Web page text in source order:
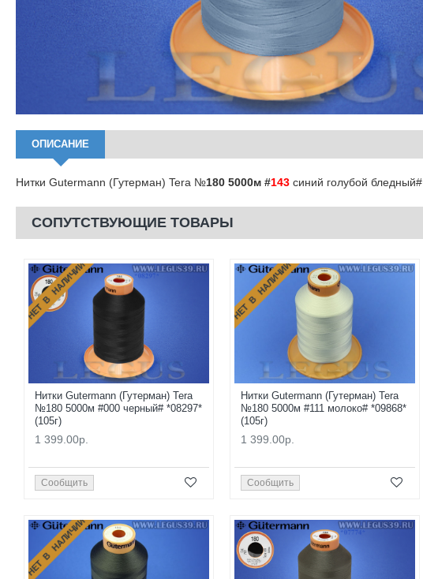
ОПИСАНИЕ
Нитки Gutermann (Гутерман) Tera №180 5000м #143 синий голубой бледный#
СОПУТСТВУЮЩИЕ ТОВАРЫ
НЕТ В НАЛИЧИИ
Нитки Gutermann (Гутерман) Tera
№180 5000м #000 черный# *08297*
(105г)
1 399.00р.
Сообщить
НЕТ В НАЛИЧИИ
Нитки Gutermann (Гутерман) Tera
№180 5000м #111 молоко# *09868*
(105г)
1 399.00р.
Сообщить
НЕТ В НАЛИЧИИ